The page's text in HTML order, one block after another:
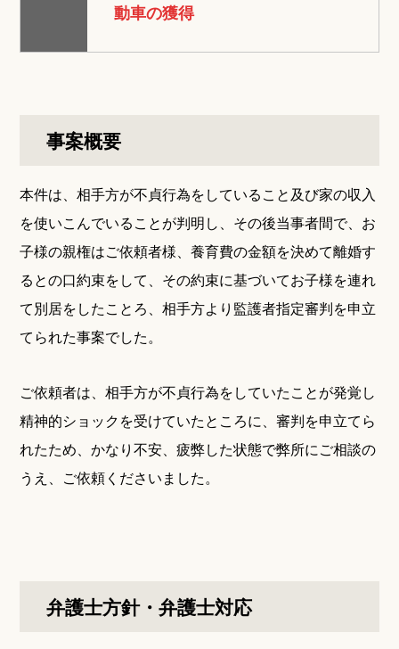
動車の獲得
事案概要
本件は、相手方が不貞行為をしていること及び家の収入
を使いこんでいることが判明し、その後当事者間で、お
子様の親権はご依頼者様、養育費の金額を決めて離婚す
るとの口約束をして、その約束に基づいてお子様を連れ
て別居をしたことろ、相手方より監護者指定審判を申立
てられた事案でした。
ご依頼者は、相手方が不貞行為をしていたことが発覚し
精神的ショックを受けていたところに、審判を申立てら
れたため、かなり不安、疲弊した状態で弊所にご相談の
うえ、ご依頼くださいました。
弁護士方針・弁護士対応